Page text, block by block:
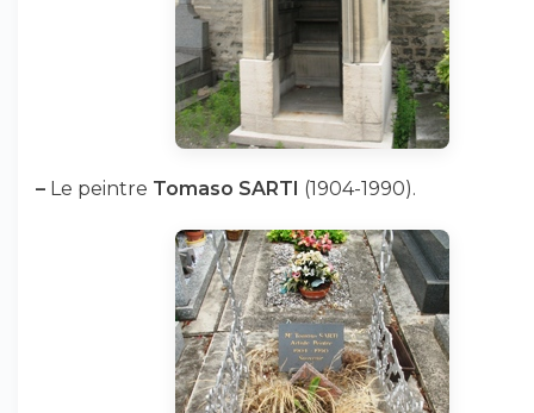
– Le peintre Tomaso SARTI (1904-1990).